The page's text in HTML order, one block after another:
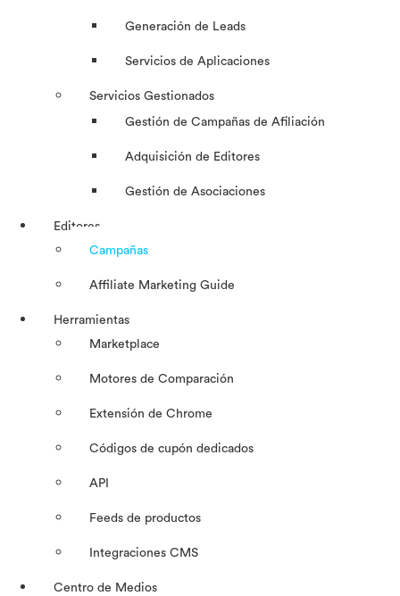
Generación de Leads
Servicios de Aplicaciones
Servicios Gestionados
Gestión de Campañas de Afiliación
Adquisición de Editores
Gestión de Asociaciones
Editores
Campañas
Affiliate Marketing Guide
Herramientas
Marketplace
Motores de Comparación
Extensión de Chrome
Códigos de cupón dedicados
API
Feeds de productos
Integraciones CMS
Centro de Medios